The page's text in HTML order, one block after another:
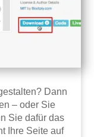
Dann
– oder Sie
Sie dafür das
Ihre Seite auf